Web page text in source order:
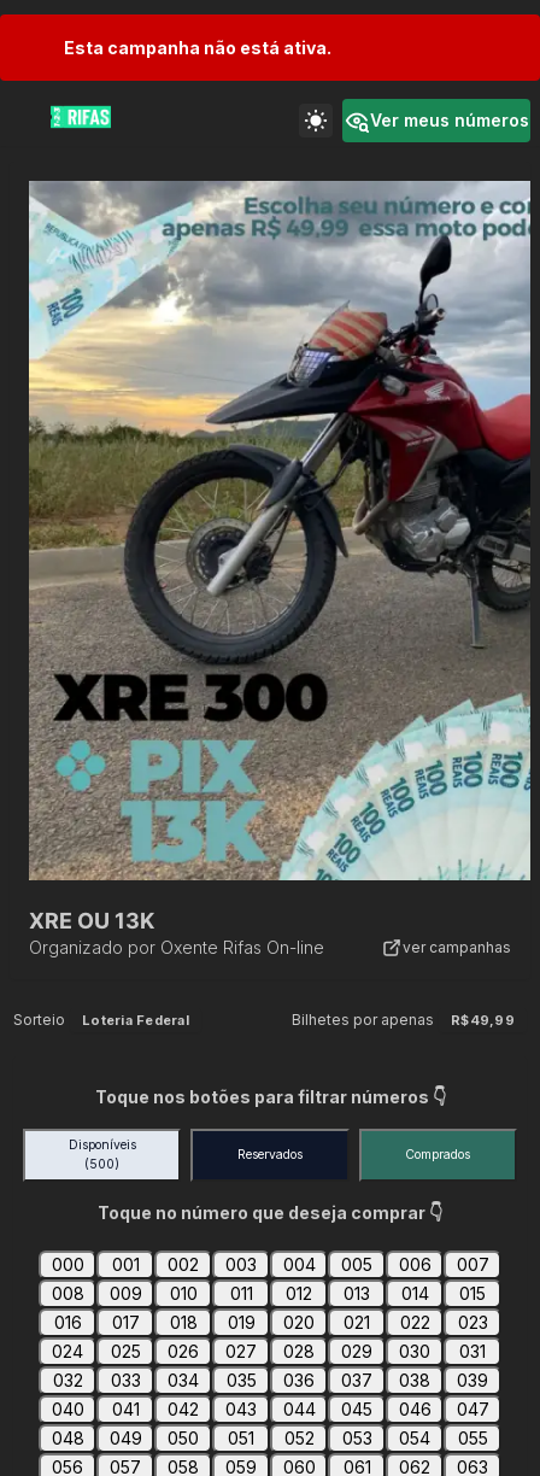
Esta campanha não está ativa.
Ver meus números
XRE OU 13K
Organizado por Oxente Rifas On-line ver campanhas
Sorteio Loteria Federal Bilhetes por apenas R$49,99
Toque nos botões para filtrar números 👇
Disponíveis
(500)
Reservados Comprados
Toque no número que deseja comprar 👇
000 001 002 003 004 005 006
007
008
009 010 011 012 013 014
015
016
017 018 019 020 021 022
023
024
025 026 027 028 029 030
031
032
033 034 035 036 037 038
039
040
041 042 043 044 045 046
047
048
049 050 051 052 053 054
055
056
057 058 059 060 061 062
063